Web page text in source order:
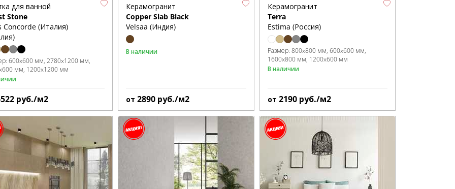
для ванной
Stone
Concorde (Италия)
600x600 мм 2780x1200 мм
мм 1200x1200 мм
руб./м2
Керамогранит
Copper Slab Black
Velsaa (Индия)
В наличии
от2890 руб./м2
Керамогранит
Terra
Estima (Россия)
Размер: 800x800 мм 600x600 мм
1600x800 мм 1200x600 мм
В наличии
от 2190 руб./м2